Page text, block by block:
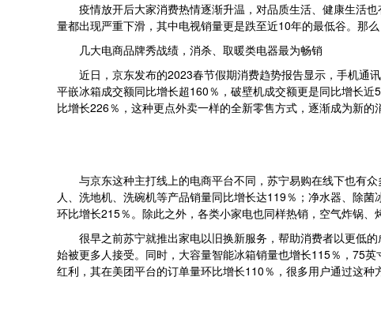
疫情放开后大家消费热情逐渐升温，对品质生活、健康生活
量都出现严重下滑，其中电视销量更是跌至近10年的最低谷。那
几大电商品牌秀战绩，消杀、取暖类电器最为畅销
近日，京东发布的2023春节假期消费趋势报告显示，手机通
平嵌冰箱成交额同比增长超160％，破壁机成交额更是同比增长
比增长226％，这种更点外卖一样的全新零售方式，逐渐成为新的
与京东这种主打线上的电商平台不同，苏宁易购在线下也有
人、洗地机、洗碗机等产品销量同比增长达119％；净水器、除
环比增长215％。除此之外，各类小家电也同样热销，空气炸锅、
很早之前苏宁就推出家电以旧换新服务，帮助消费者以更低
始被更多人接受。同时，大容量智能冰箱销量也增长115％，75
红利，其在美团平台的订单量环比增长110％，很多用户通过这种